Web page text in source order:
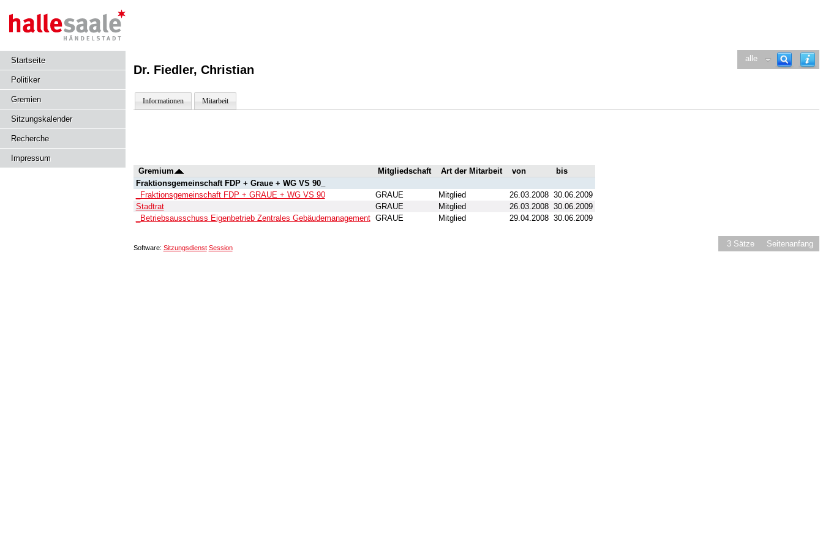
Startseite
Politiker
Gremien
Sitzungskalender
Recherche
Impressum
alle
Dr. Fiedler, Christian
Informationen Mitarbeit
Gremium Mitgliedschaft Art der Mitarbeit von
bis
Fraktionsgemeinschaft FDP + Graue + WG VS 90_
_Fraktionsgemeinschaft FDP + GRAUE + WG VS 90
GRAUE Mitglied 26.03.2008 30.06.2009
Stadtrat
GRAUE Mitglied 26.03.2008 30.06.2009
_Betriebsausschuss Eigenbetrieb Zentrales Gebäudemanagement GRAUE Mitglied 29.04.2008 30.06.2009
3 Sätze Seitenanfang
Software: Sitzungsdienst Session